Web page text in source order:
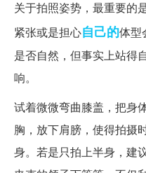
关于拍照姿势，最重要的
紧张或是担心自己的体型
是否自然，但事实上站得
响。
试着微微弯曲膝盖，把身
胸，放下肩膀，使得拍摄
身。若是只拍上半身，建